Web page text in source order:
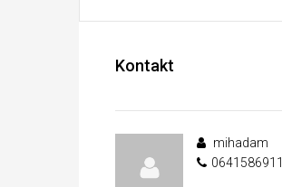
Kontakt
mihadam
0641586911